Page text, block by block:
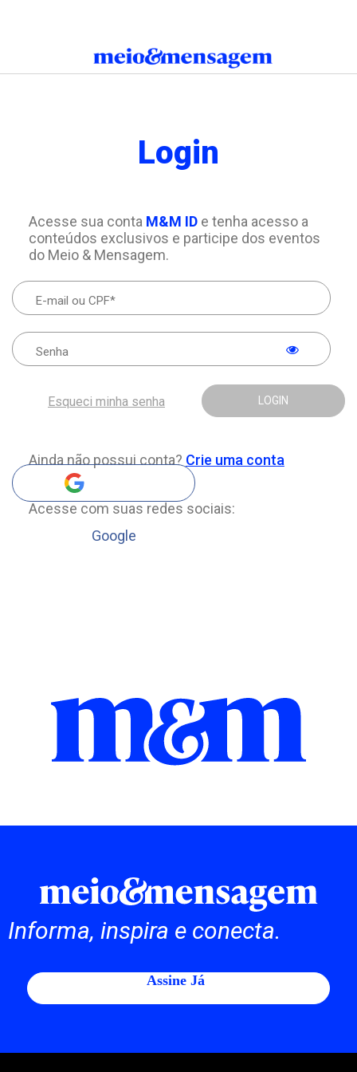
Login
Acesse sua conta M&M IDe tenha acesso a
conteúdos exclusivos e participe dos eventos
do Meio & Mensagem.
LOGIN
Esqueci minha senha
Ainda não possui conta? Crie uma conta
Acesse com suas redes sociais:
Google
Informa, inspira e conecta.
Assine Já